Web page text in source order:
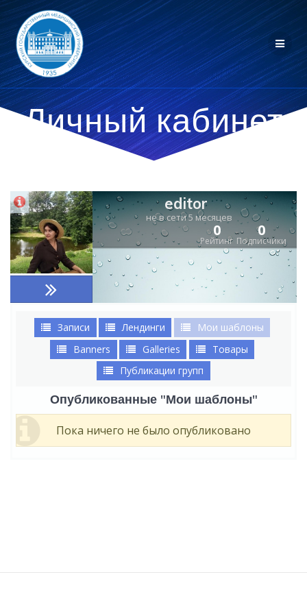
Личный кабинет
editor
не в сети 5 месяцев
Рейтинг
0
Подписчики
0
Записи Лендинги
Мои шаблоны
Banners
Galleries
Товары
Публикации групп
Опубликованные "Мои шаблоны"
Пока ничего не было опубликовано